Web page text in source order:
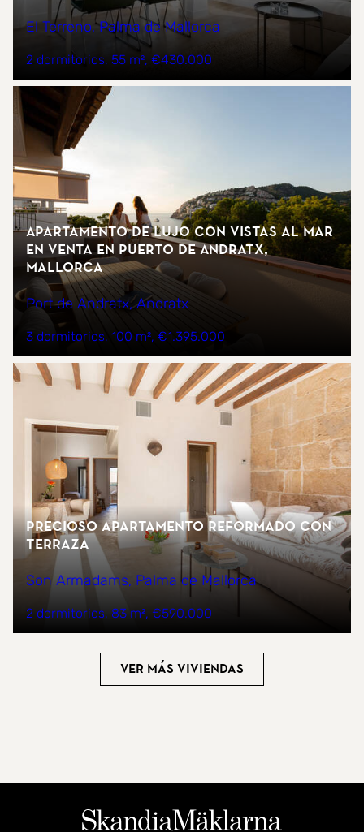
El Terreno, Palma de Mallorca
2 dormitorios 55 m² €430.000
Apartamento de lujo con vistas al mar
en venta en Puerto de Andratx,
Mallorca
Port de Andratx, Andratx
3 dormitorios 100 m² €1.395.000
Precioso apartamento reformado con
terraza
Son Armadams, Palma de Mallorca
2 dormitorios 83 m² €590.000
Ver más viviendas